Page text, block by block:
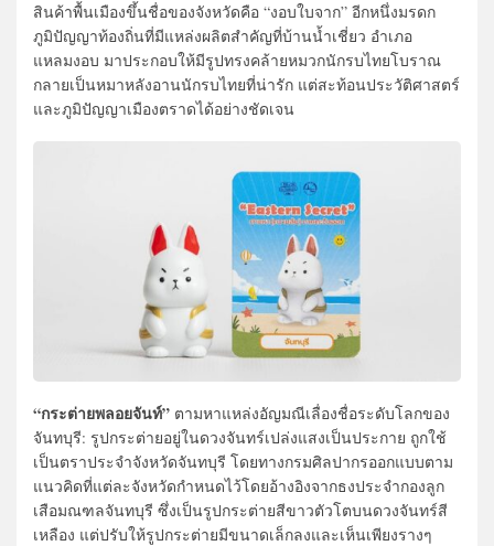
สินค้าพื้นเมืองขึ้นชื่อของจังหวัดคือ “งอบใบจาก” อีกหนึ่งมรดก
ภูมิปัญญาท้องถิ่นที่มีแหล่งผลิตสำคัญที่บ้านน้ำเชี่ยว อำเภอ
แหลมงอบ มาประกอบให้มีรูปทรงคล้ายหมวกนักรบไทยโบราณ
กลายเป็นหมาหลังอานนักรบไทยที่น่ารัก แต่สะท้อนประวัติศาสตร์
และภูมิปัญญาเมืองตราดได้อย่างชัดเจน
“กระต่ายพลอยจันท์” ตามหาแหล่งอัญมณีเลื่องชื่อระดับโลกของ
จันทบุรี: รูปกระต่ายอยู่ในดวงจันทร์เปล่งแสงเป็นประกาย ถูกใช้
เป็นตราประจำจังหวัดจันทบุรี โดยทางกรมศิลปากรออกแบบตาม
แนวคิดที่แต่ละจังหวัดกำหนดไว้โดยอ้างอิงจากธงประจำกองลูก
เสือมณฑลจันทบุรี ซึ่งเป็นรูปกระต่ายสีขาวตัวโตบนดวงจันทร์สี
เหลือง แต่ปรับให้รูปกระต่ายมีขนาดเล็กลงและเห็นเพียงรางๆ